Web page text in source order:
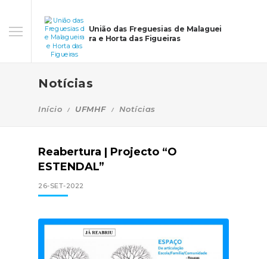
União das Freguesias de Malaguei
ra e Horta das Figueiras
Notícias
Início UFMHF Notícias
Reabertura | Projecto “O
ESTENDAL”
26-SET-2022